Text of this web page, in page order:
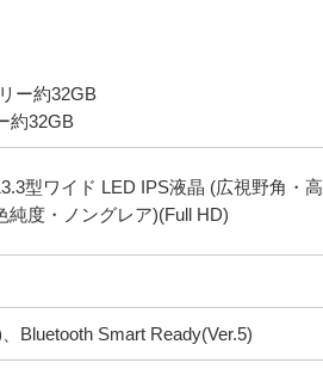
ー約32GB
約32GB
型ワイド LED IPS液晶 (広視野角・高
純度・ノングレア)(Full HD)
Bluetooth Smart Ready(Ver.5)